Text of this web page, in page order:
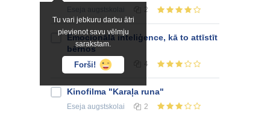
Tu vari jebkuru darbu ātri
pievienot savu vēlmju
sarakstam.
Forši!
2
Emocionālā inteliģence, kā to attīstīt
bērnos
Esejaaugstskolai 4
Kinofilma "Karaļa runa"
Eseja augstskolai 2